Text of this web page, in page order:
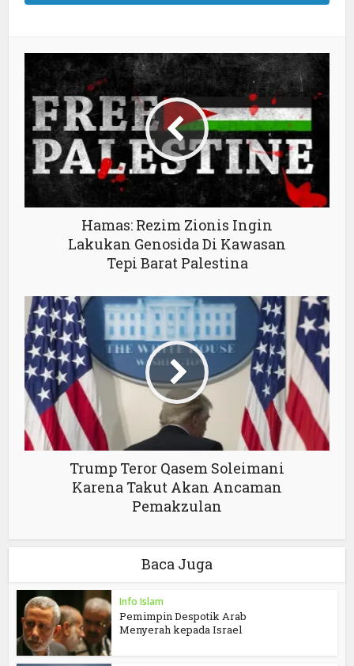
Hamas: Rezim Zionis Ingin
Lakukan Genosida Di Kawasan
Tepi Barat Palestina
Trump Teror Qasem Soleimani
Karena Takut Akan Ancaman
Pemakzulan
Baca Juga
Info Islam
Pemimpin Despotik Arab
Menyerah kepada Israel